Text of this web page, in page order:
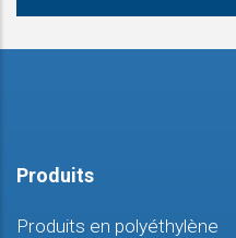
Produits
Produits en polyéthylène